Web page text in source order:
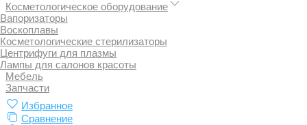
Косметологическое оборудование
Вапоризаторы
Воскоплавы
Косметологические стерилизаторы
Центрифуги для плазмы
Лампы для салонов красоты
Мебель
Запчасти
Избранное
Сравнение